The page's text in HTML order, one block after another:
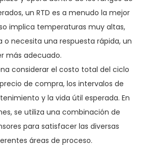
un RTD es a menudo la mejor
implica temperaturas muy altas,
o necesita una respuesta rápida, un
más adecuado.
considerar el costo total del ciclo
de compra, los intervalos de
y la vida útil esperada. En
se utiliza una combinación de
para satisfacer las diversas
áreas de proceso.